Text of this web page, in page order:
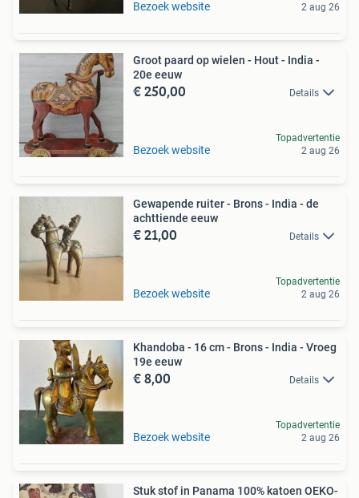
Bezoek website
2 aug 26
Groot paard op wielen - Hout - India -
20e eeuw
€ 250,00 Details
Bezoek website
Topadvertentie
2 aug 26
Gewapende ruiter - Brons - India - de
achttiende eeuw
€ 21,00 Details
Bezoek website
Topadvertentie
2 aug 26
Khandoba - 16 cm - Brons - India - Vroeg
19e eeuw
€ 8,00 Details
Bezoek website
Topadvertentie
2 aug 26
Stuk stof in Panama 100% katoen OEKO-